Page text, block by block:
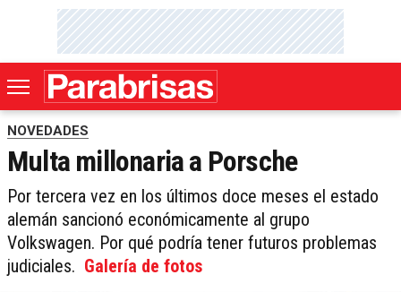
NOVEDADES
Multa millonaria a Porsche
Por tercera vez en los últimos doce meses el estado
alemán sancionó económicamente al grupo
Volkswagen. Por qué podría tener futuros problemas
judiciales. Galería de fotos